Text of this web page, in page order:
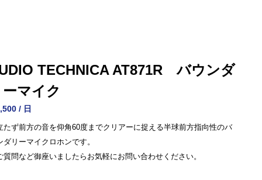
TECHNICA AT871R バウンダ
マイク
/ 日
たず前方の音を仰角60度までクリアーに捉える半球前方指向性のバ
ダリーマイクロホンです。
問など御座いましたらお気軽にお問い合わせください。